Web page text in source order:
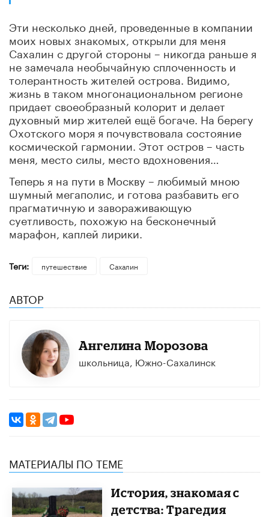
Эти несколько дней, проведенные в компании
моих новых знакомых, открыли для меня
Сахалин с другой стороны – никогда раньше я
не замечала необычайную сплоченность и
толерантность жителей острова. Видимо,
жизнь в таком многонациональном регионе
придает своеобразный колорит и делает
духовный мир жителей ещё богаче. На берегу
Охотского моря я почувствовала состояние
космической гармонии. Этот остров – часть
меня, место силы, место вдохновения…
Теперь я на пути в Москву – любимый мною
шумный мегаполис, и готова разбавить его
прагматичную и завораживающую
суетливость, похожую на бесконечный
марафон, каплей лирики.
Теги: путешествие Сахалин
АВТОР
Ангелина Морозова
школьница, Южно-Сахалинск
МАТЕРИАЛЫ ПО ТЕМЕ
История, знакомая с
детства: Трагедия